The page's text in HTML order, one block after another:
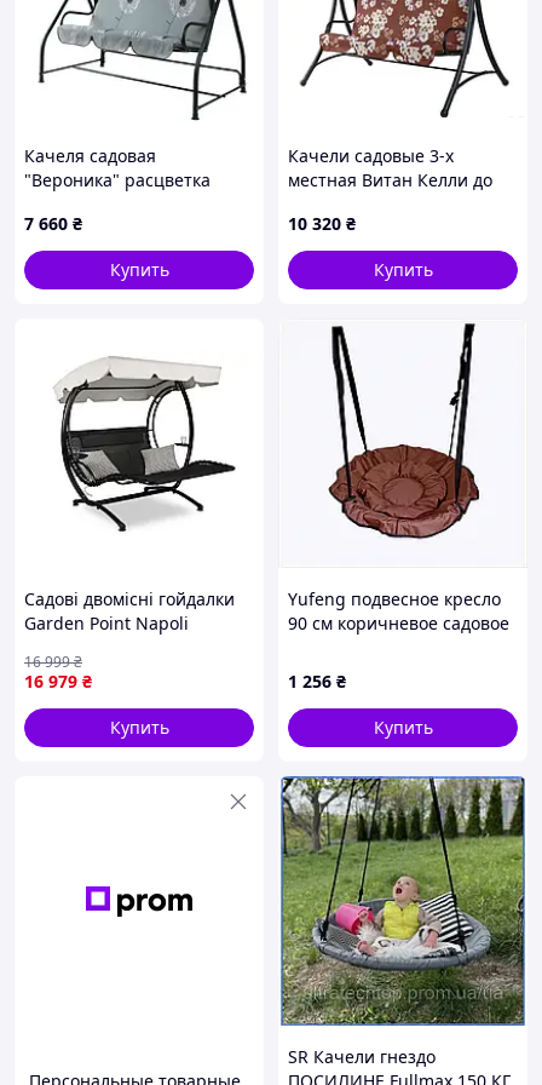
Качеля садовая
"Вероника" расцветка
7 660 ₴
Купить
Качели садовые 3-х
местная Витан Келли до
цветок)
10 320 ₴
Купить
Садові двомісні гойдалки
Garden Point Napoli
16 979 ₴
16 999₴
Купить
Yufeng подвесное кресло
90 см коричневое садовое
1 256 ₴
Купить
SR Качели гнездо